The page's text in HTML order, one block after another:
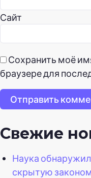
Сайт
Сохранить моё
браузере для
Отправить
Свежие
Наука
скрытую